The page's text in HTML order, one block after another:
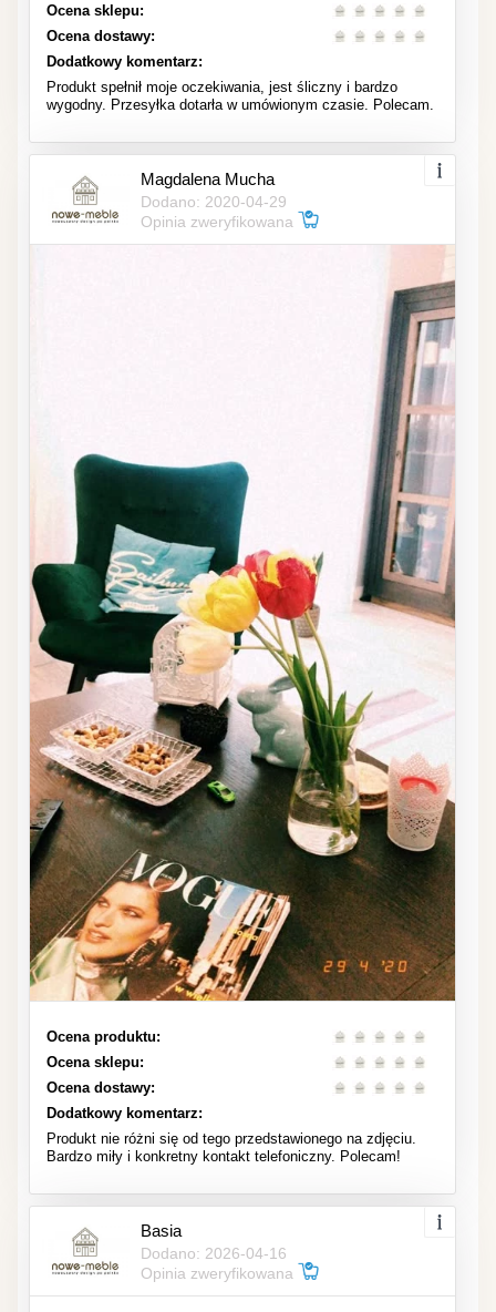
Ocena sklepu:
Ocena dostawy:
Dodatkowy komentarz:
Produkt spełnił moje oczekiwania, jest śliczny i bardzo
wygodny. Przesyłka dotarła w umówionym czasie. Polecam.
Magdalena Mucha
Dodano: 2020-04-29
Opinia zweryfikowana
Ocena produktu:
Ocena sklepu:
Ocena dostawy:
Dodatkowy komentarz:
Produkt nie różni się od tego przedstawionego na zdjęciu.
Bardzo miły i konkretny kontakt telefoniczny. Polecam!
Basia
Dodano: 2026-04-16
Opinia zweryfikowana